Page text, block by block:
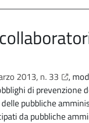
2013, n. 33 apre il
,
schedadi prevenzione
pubbliche
da pubbliche